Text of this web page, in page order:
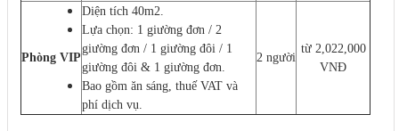
Phòng VIP
Diện tích 40m2.
Lựa chọn: 1 giường đơn / 2
giường đơn / 1 giường đôi / 1
giường đôi & 1 giường đơn.
Bao gồm ăn sáng, thuế VAT và
phí dịch vụ.
2 người
từ 2,022,000
VNĐ